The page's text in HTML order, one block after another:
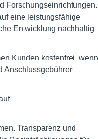
Forschungseinrichtungen.
eine leistungsfähige
Entwicklung nachhaltig
Kunden kostenfrei, wenn
Anschlussgebühren
Transparenz und